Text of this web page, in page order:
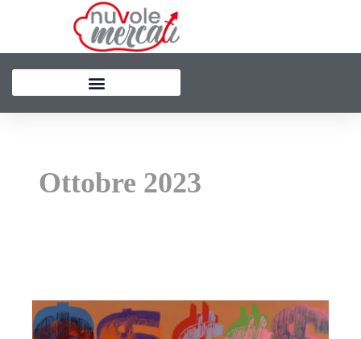
Ottobre 2023